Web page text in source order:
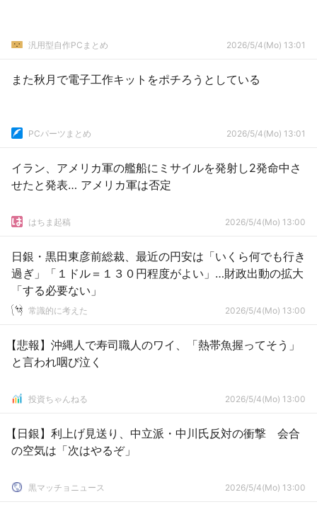
汎用型自作PCまとめ 2026/5/4(Mo) 13:01
また秋月で電子工作キットをポチろうとしている
PCパーツまとめ 2026/5/4(Mo) 13:01
イラン、アメリカ軍の艦船にミサイルを発射し2発命中さ
せたと発表… アメリカ軍は否定
はちま起稿 2026/5/4(Mo) 13:00
日銀・黒田東彦前総裁、最近の円安は「いくら何でも行き
過ぎ」「１ドル＝１３０円程度がよい」…財政出動の拡大
「する必要ない」
常識的に考えた 2026/5/4(Mo) 13:00
【悲報】沖縄人で寿司職人のワイ、「熱帯魚握ってそう」
と言われ咽び泣く
投資ちゃんねる 2026/5/4(Mo) 13:00
【日銀】利上げ見送り、中立派・中川氏反対の衝撃 会合
の空気は「次はやるぞ」
黒マッチョニュース 2026/5/4(Mo) 13:00